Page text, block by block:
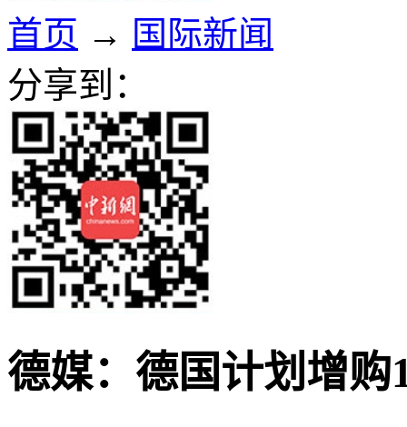
首页 → 国际新闻
分享到：
德媒：德国计划增购